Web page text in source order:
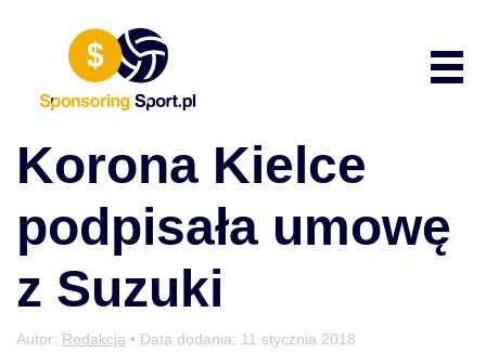
Korona Kielce
podpisała umowę
z Suzuki
Autor: Redakcja • Data dodania: 11 stycznia 2018